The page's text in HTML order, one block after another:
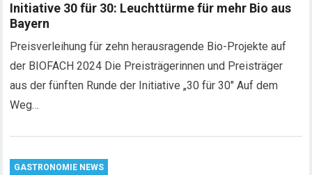
Initiative 30 für 30: Leuchttürme für mehr Bio aus
Bayern
Preisverleihung für zehn herausragende Bio-Projekte auf
der BIOFACH 2024 Die Preisträgerinnen und Preisträger
aus der fünften Runde der Initiative „30 für 30″ Auf dem
Weg…
GASTRONOMIE NEWS